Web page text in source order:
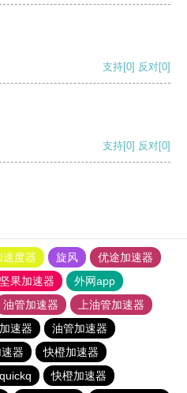
支持[0] 反对[0]
支持[0] 反对[0]
速度器 旋风
优途加速器
坚果加速器
外网app
油管加速器
上油管加速器
速器
油管加速器
器
快橙加速器
quickq
快橙加速器